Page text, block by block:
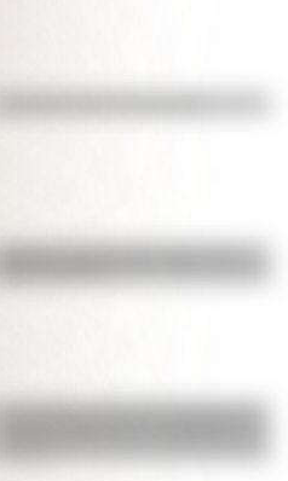
¿Sabías cuál fue la mascota de
Los poderes del Estado Argentino
Judicial